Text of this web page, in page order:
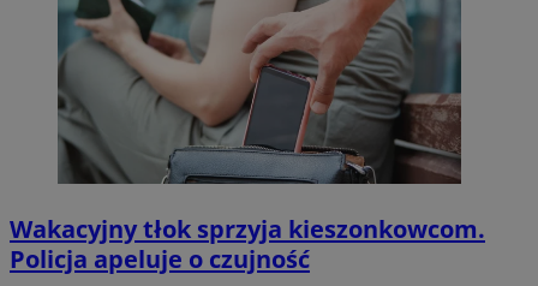
Wakacyjny tłok sprzyja kieszonkowcom.
Policja apeluje o czujność